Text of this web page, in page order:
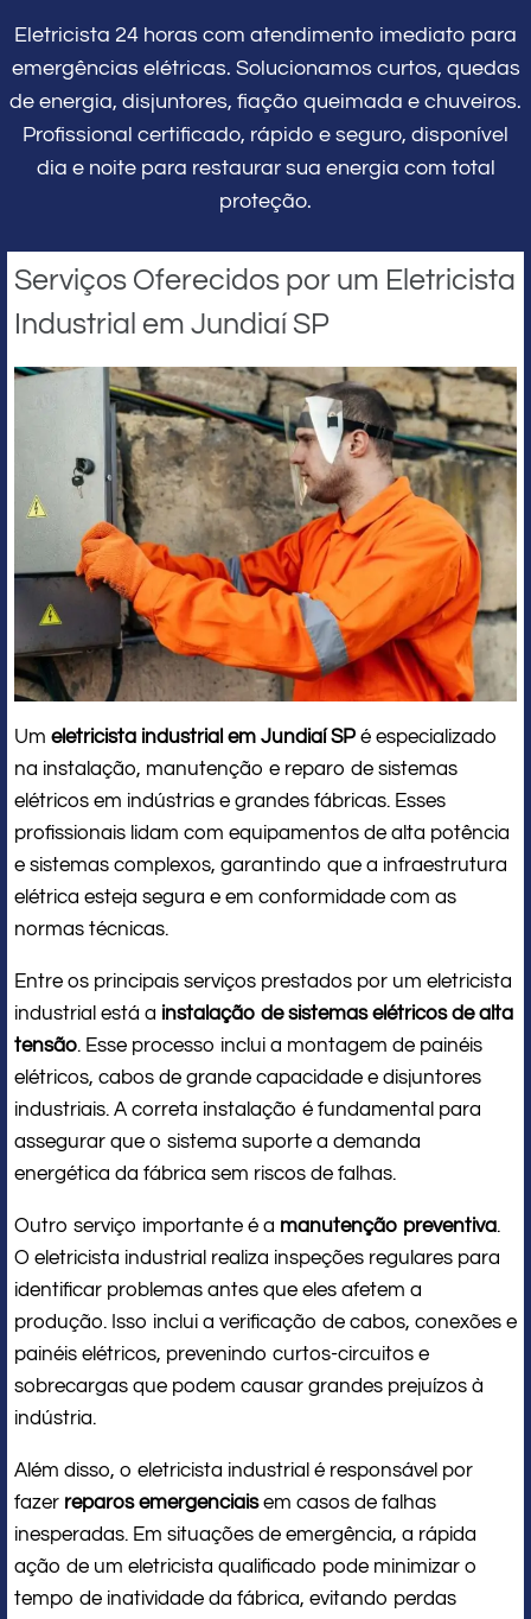
Eletricista 24 horas com atendimento imediato para
emergências elétricas. Solucionamos curtos, quedas
de energia, disjuntores, fiação queimada e chuveiros.
Profissional certificado, rápido e seguro, disponível
dia e noite para restaurar sua energia com total
proteção.
Serviços Oferecidos por um Eletricista
Industrial em Jundiaí SP
Um eletricista industrial em Jundiaí SP é especializado
na instalação, manutenção e reparo de sistemas
elétricos em indústrias e grandes fábricas. Esses
profissionais lidam com equipamentos de alta potência
e sistemas complexos, garantindo que a infraestrutura
elétrica esteja segura e em conformidade com as
normas técnicas.
Entre os principais serviços prestados por um eletricista
industrial está a instalação de sistemas elétricos de alta
tensão. Esse processo inclui a montagem de painéis
elétricos, cabos de grande capacidade e disjuntores
industriais. A correta instalação é fundamental para
assegurar que o sistema suporte a demanda
energética da fábrica sem riscos de falhas.
Outro serviço importante é a manutenção preventiva.
O eletricista industrial realiza inspeções regulares para
identificar problemas antes que eles afetem a
produção. Isso inclui a verificação de cabos, conexões e
painéis elétricos, prevenindo curtos-circuitos e
sobrecargas que podem causar grandes prejuízos à
indústria.
Além disso, o eletricista industrial é responsável por
fazer reparos emergenciaisem casos de falhas
inesperadas. Em situações de emergência, a rápida
ação de um eletricista qualificado pode minimizar o
tempo de inatividade da fábrica, evitando perdas